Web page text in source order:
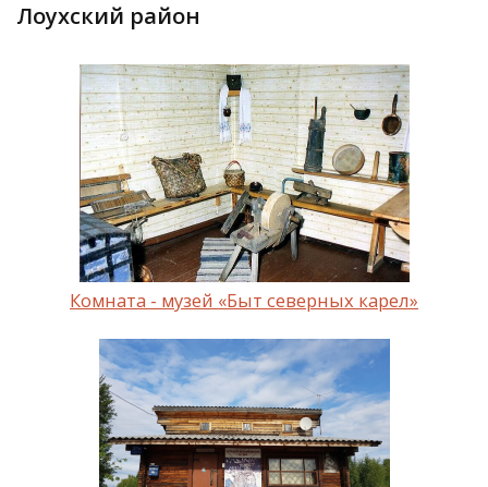
Лоухский район
Комната - музей «Быт северных карел»